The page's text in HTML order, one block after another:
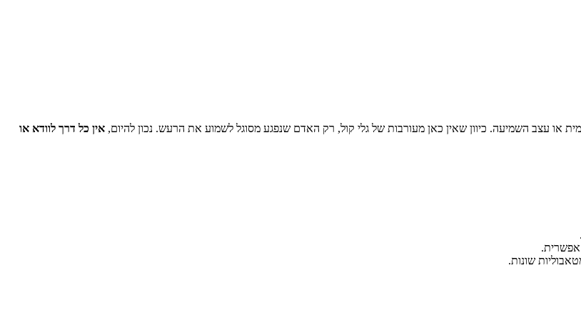
או עצב השמיעה. כיוון שאין כאן מעורבות של גלי קול, רק האדם שנפגע מסוגל לשמוע את הרעש. נכון להיום, אין כל דרך לוודא או
שונות.